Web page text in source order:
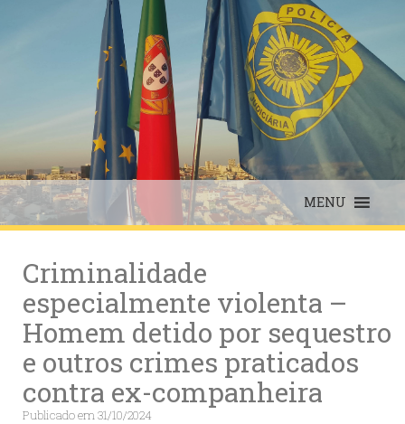
MENU
Criminalidade
especialmente violenta –
Homem detido por sequestro
e outros crimes praticados
contra ex-companheira
Publicado em31/10/2024